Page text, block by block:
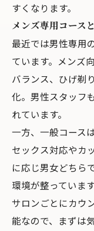
すくなります。
メンズ専用コース
最近では男性専用
ています。メンズ
バランス、ひげ剃
化。男性スタッフ
れています。
一方、一般コース
セックス対応やカ
に応じ男女どちら
環境が整っています
サロンごとにカウ
能なので、まずは